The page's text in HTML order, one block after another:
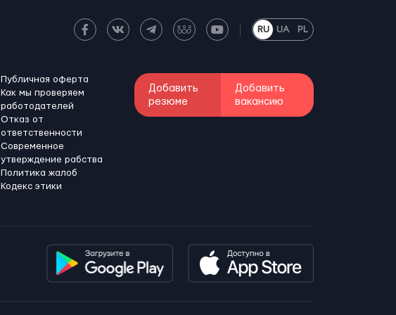
RU UA PL
Публичная оферта
Как мы проверяем
работодателей
Отказ от
ответственности
Современное
утверждение рабства
Политика жалоб
Кодекс этики
Добавить
резюме
Добавить
вакансию